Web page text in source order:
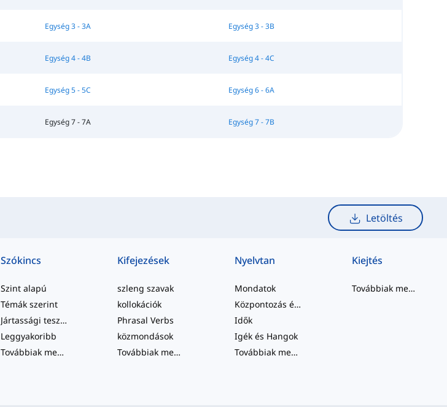
Egység 3 - 3A Egység 3 - 3B
Egység 4 - 4B Egység 4 - 4C
Egység 5 - 5C Egység 6 - 6A
Egység 7 - 7A Egység 7 - 7B
Letöltés
Szókincs
Szint alapú
Témák szerint
Jártassági tesztek
Leggyakoribb
Továbbiak megtekintése
Kifejezések
szleng szavak
kollokációk
Phrasal Verbs
közmondások
Továbbiak megtekintése
Nyelvtan
Mondatok
Központozás és Helyesírás
Idők
Igék és Hangok
Továbbiak megtekintése
Kiejtés
Továbbiak megtekintése